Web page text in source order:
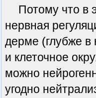
Потому что в
нервная
дерме (глубже в
и клеточное
можно
угодно